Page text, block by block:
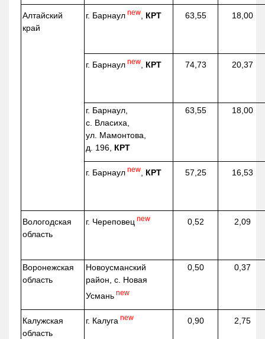
Алтайский
край
г. Барнаул new КРТ 63,55 18,00
г. Барнаул new КРТ 74,73 20,37
г. Барнаул,
с. Власиха,
ул. Мамонтова,
д. 196, КРТ
63,55 18,00
г. Барнаул new КРТ 57,25 16,53
Вологодская
область
г. Череповец new 0,52 2,09
Воронежская
область
Новоусманский
район, с. Новая
Усмань new
0,50 0,37
Калужская
область
г. Калуга new 0,90 2,75